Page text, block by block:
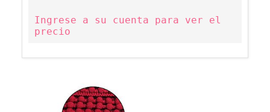
Ingrese a su cuenta para ver el
precio